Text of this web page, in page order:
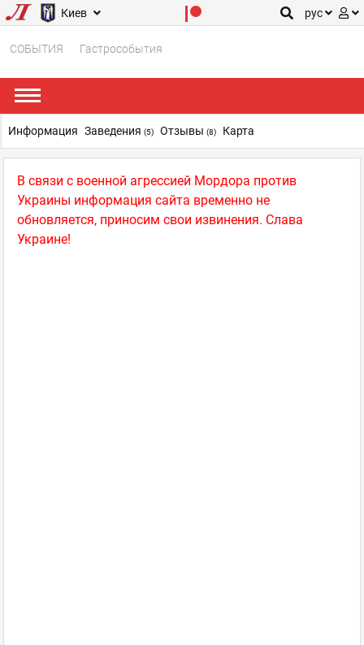
Киев рус
СОБЫТИЯ Гастрособытия
В связи с военной агрессией Мордора против
Украины информация сайта временно не
обновляется, приносим свои извинения. Слава
Украине!
Информация Заведения (5) Отзывы (8) Карта